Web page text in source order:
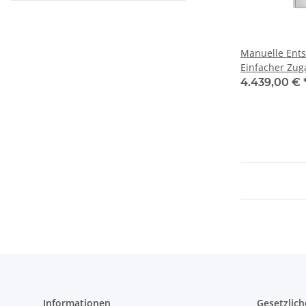
Manuelle
Einfacher
4.439,00 €
Informationen